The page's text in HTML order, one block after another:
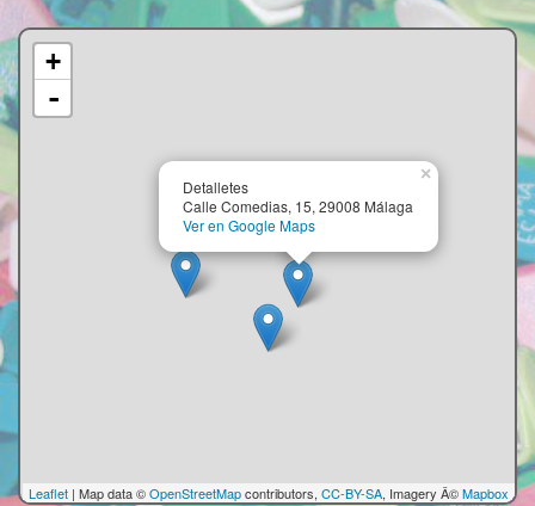
×
Detalletes
Calle Comedias, 15, 29008 Málaga
Ver en Google Maps
+
-
Leaflet | Map data ©OpenStreetMapcontributors, CC-BY-SA, Imagery Â©Mapbox